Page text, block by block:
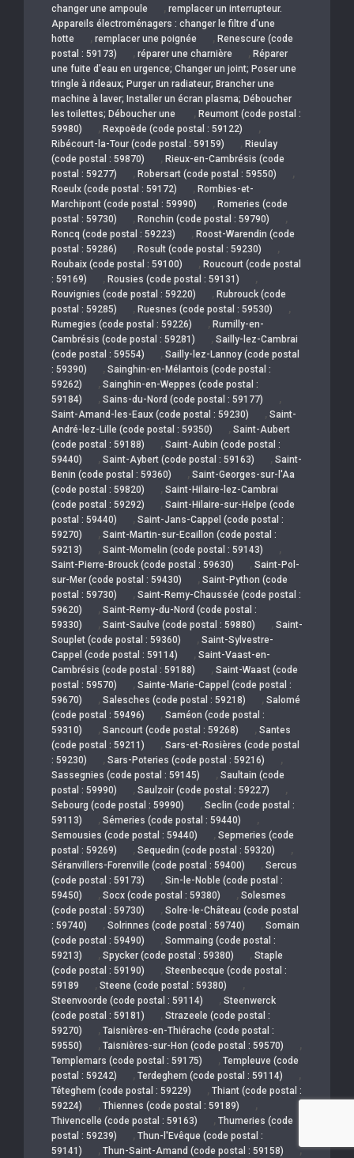
changer une ampoule
, remplacer un interrupteur.
Appareils électroménagers : changer le filtre d’une
hotte
, remplacer une poignée , Renescure (code
postal : 59173)
, réparer une charnière , Réparer
une fuite d'eau en urgence; Changer un joint; Poser une
tringle à rideaux; Purger un radiateur; Brancher une
machine à laver; Installer un écran plasma; Déboucher
les toilettes; Déboucher une
, Reumont (code postal :
59980)
, Rexpoëde (code postal : 59122) ,
Ribécourt-la-Tour (code postal : 59159) , Rieulay
(code postal : 59870)
, Rieux-en-Cambrésis (code
postal : 59277)
, Robersart (code postal : 59550) ,
Roeulx (code postal : 59172) , Rombies-et-
Marchipont (code postal : 59990)
, Romeries (code
postal : 59730)
, Ronchin (code postal : 59790) ,
Roncq (code postal : 59223) , Roost-Warendin (code
postal : 59286)
, Rosult (code postal : 59230) ,
Roubaix (code postal : 59100) , Roucourt (code postal
: 59169)
, Rousies (code postal : 59131) ,
Rouvignies (code postal : 59220) , Rubrouck (code
postal : 59285)
, Ruesnes (code postal : 59530) ,
Rumegies (code postal : 59226) , Rumilly-en-
Cambrésis (code postal : 59281)
, Sailly-lez-Cambrai
(code postal : 59554)
, Sailly-lez-Lannoy (code postal
: 59390)
, Sainghin-en-Mélantois (code postal :
59262)
, Sainghin-en-Weppes (code postal :
59184)
, Sains-du-Nord (code postal : 59177) ,
Saint-Amand-les-Eaux (code postal : 59230) , Saint-
André-lez-Lille (code postal : 59350)
, Saint-Aubert
(code postal : 59188)
, Saint-Aubin (code postal :
59440)
, Saint-Aybert (code postal : 59163) , Saint-
Benin (code postal : 59360)
, Saint-Georges-sur-l'Aa
(code postal : 59820)
, Saint-Hilaire-lez-Cambrai
(code postal : 59292)
, Saint-Hilaire-sur-Helpe (code
postal : 59440)
, Saint-Jans-Cappel (code postal :
59270)
, Saint-Martin-sur-Ecaillon (code postal :
59213)
, Saint-Momelin (code postal : 59143) ,
Saint-Pierre-Brouck (code postal : 59630) , Saint-Pol-
sur-Mer (code postal : 59430)
, Saint-Python (code
postal : 59730)
, Saint-Remy-Chaussée (code postal :
59620)
, Saint-Remy-du-Nord (code postal :
59330)
, Saint-Saulve (code postal : 59880) , Saint-
Souplet (code postal : 59360)
, Saint-Sylvestre-
Cappel (code postal : 59114)
, Saint-Vaast-en-
Cambrésis (code postal : 59188)
, Saint-Waast (code
postal : 59570)
, Sainte-Marie-Cappel (code postal :
59670)
, Salesches (code postal : 59218) , Salomé
(code postal : 59496)
, Saméon (code postal :
59310)
, Sancourt (code postal : 59268) , Santes
(code postal : 59211)
, Sars-et-Rosières (code postal
: 59230)
, Sars-Poteries (code postal : 59216) ,
Sassegnies (code postal : 59145) , Saultain (code
postal : 59990)
, Saulzoir (code postal : 59227) ,
Sebourg (code postal : 59990) , Seclin (code postal :
59113)
, Sémeries (code postal : 59440) ,
Semousies (code postal : 59440) , Sepmeries (code
postal : 59269)
, Sequedin (code postal : 59320) ,
Séranvillers-Forenville (code postal : 59400) , Sercus
(code postal : 59173)
, Sin-le-Noble (code postal :
59450)
, Socx (code postal : 59380) , Solesmes
(code postal : 59730)
, Solre-le-Château (code postal
: 59740)
, Solrinnes (code postal : 59740) , Somain
(code postal : 59490)
, Sommaing (code postal :
59213)
, Spycker (code postal : 59380) , Staple
(code postal : 59190)
, Steenbecque (code postal :
59189
, Steene (code postal : 59380) ,
Steenvoorde (code postal : 59114) , Steenwerck
(code postal : 59181)
, Strazeele (code postal :
59270)
, Taisnières-en-Thiérache (code postal :
59550)
, Taisnières-sur-Hon (code postal : 59570) ,
Templemars (code postal : 59175) , Templeuve (code
postal : 59242)
, Terdeghem (code postal : 59114) ,
Téteghem (code postal : 59229) , Thiant (code postal :
59224)
, Thiennes (code postal : 59189) ,
Thivencelle (code postal : 59163) , Thumeries (code
postal : 59239)
, Thun-l'Evêque (code postal :
59141)
, Thun-Saint-Amand (code postal : 59158) ,